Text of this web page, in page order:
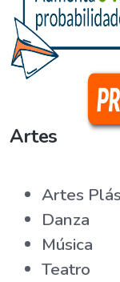
Artes
Artes
Danza
Música
Teatro